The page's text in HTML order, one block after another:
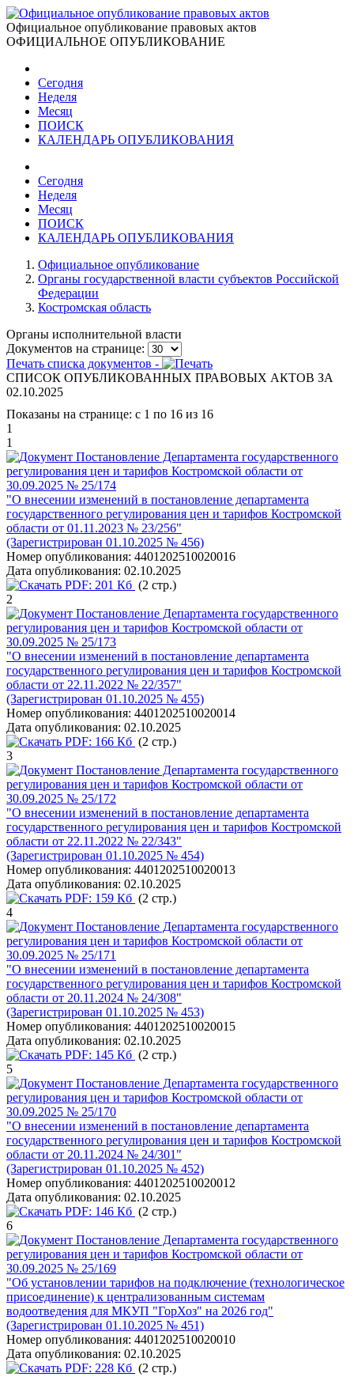
Официальное опубликование правовых актов
ОФИЦИАЛЬНОЕ ОПУБЛИКОВАНИЕ
Сегодня
Неделя
Месяц
ПОИСК
КАЛЕНДАРЬ ОПУБЛИКОВАНИЯ
Сегодня
Неделя
Месяц
ПОИСК
КАЛЕНДАРЬ ОПУБЛИКОВАНИЯ
Официальное опубликование
Органы государственной власти субъектов Российской
Федерации
Костромская область
Органы исполнительной власти
Документов на странице:
Печать списка документов -
СПИСОК ОПУБЛИКОВАННЫХ ПРАВОВЫХ АКТОВ ЗА
02.10.2025
Показаны на странице: с 1 по 16 из 16
1
1
Постановление Департамента государственного
регулирования цен и тарифов Костромской области от
30.09.2025 № 25/174
"О внесении изменений в постановление департамента
государственного регулирования цен и тарифов Костромской
области от 01.11.2023 № 23/256"
(Зарегистрирован 01.10.2025 № 456)
Номер опубликования: 4401202510020016
Дата опубликования: 02.10.2025
PDF: 201 Кб (2 стр.)
2
Постановление Департамента государственного
регулирования цен и тарифов Костромской области от
30.09.2025 № 25/173
"О внесении изменений в постановление департамента
государственного регулирования цен и тарифов Костромской
области от 22.11.2022 № 22/357"
(Зарегистрирован 01.10.2025 № 455)
Номер опубликования: 4401202510020014
Дата опубликования: 02.10.2025
PDF: 166 Кб (2 стр.)
3
Постановление Департамента государственного
регулирования цен и тарифов Костромской области от
30.09.2025 № 25/172
"О внесении изменений в постановление департамента
государственного регулирования цен и тарифов Костромской
области от 22.11.2022 № 22/343"
(Зарегистрирован 01.10.2025 № 454)
Номер опубликования: 4401202510020013
Дата опубликования: 02.10.2025
PDF: 159 Кб (2 стр.)
4
Постановление Департамента государственного
регулирования цен и тарифов Костромской области от
30.09.2025 № 25/171
"О внесении изменений в постановление департамента
государственного регулирования цен и тарифов Костромской
области от 20.11.2024 № 24/308"
(Зарегистрирован 01.10.2025 № 453)
Номер опубликования: 4401202510020015
Дата опубликования: 02.10.2025
PDF: 145 Кб (2 стр.)
5
Постановление Департамента государственного
регулирования цен и тарифов Костромской области от
30.09.2025 № 25/170
"О внесении изменений в постановление департамента
государственного регулирования цен и тарифов Костромской
области от 20.11.2024 № 24/301"
(Зарегистрирован 01.10.2025 № 452)
Номер опубликования: 4401202510020012
Дата опубликования: 02.10.2025
PDF: 146 Кб (2 стр.)
6
Постановление Департамента государственного
регулирования цен и тарифов Костромской области от
30.09.2025 № 25/169
"Об установлении тарифов на подключение (технологическое
присоединение) к централизованным системам
водоотведения для МКУП "ГорХоз" на 2026 год"
(Зарегистрирован 01.10.2025 № 451)
Номер опубликования: 4401202510020010
Дата опубликования: 02.10.2025
PDF: 228 Кб (2 стр.)